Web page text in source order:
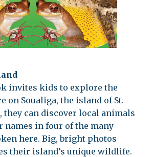
invites kids to explore the
on Soualiga, the island of St.
they can discover local animals
names in four of the many
here. Big, bright photos
their island’s unique wildlife.